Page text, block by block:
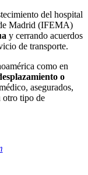
del hospital
Madrid (IFEMA)
y cerrando acuerdos
de transporte.
como en
o
asegurados,
otro tipo de